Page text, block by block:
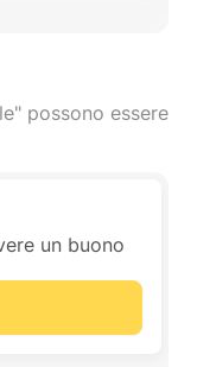
possono essere
un buono